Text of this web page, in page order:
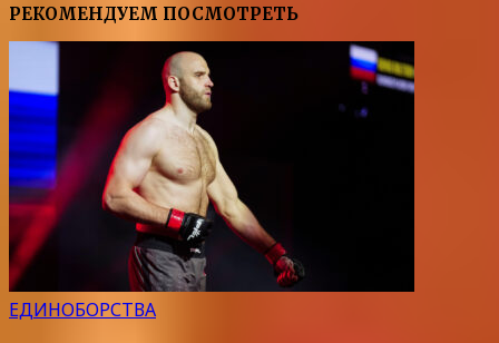
РЕКОМЕНДУЕМ ПОСМОТРЕТЬ
ЕДИНОБОРСТВА